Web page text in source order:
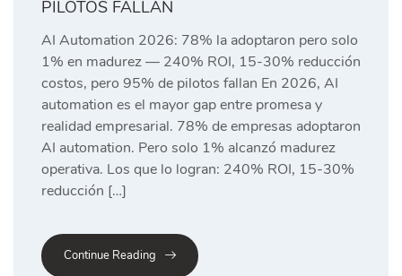
PILOTOS FALLAN
AI Automation 2026: 78% la adoptaron pero solo
1% en madurez — 240% ROI, 15-30% reducción
costos, pero 95% de pilotos fallan En 2026, AI
automation es el mayor gap entre promesa y
realidad empresarial. 78% de empresas adoptaron
AI automation. Pero solo 1% alcanzó madurez
operativa. Los que lo logran: 240% ROI, 15-30%
reducción […]
Continue Reading